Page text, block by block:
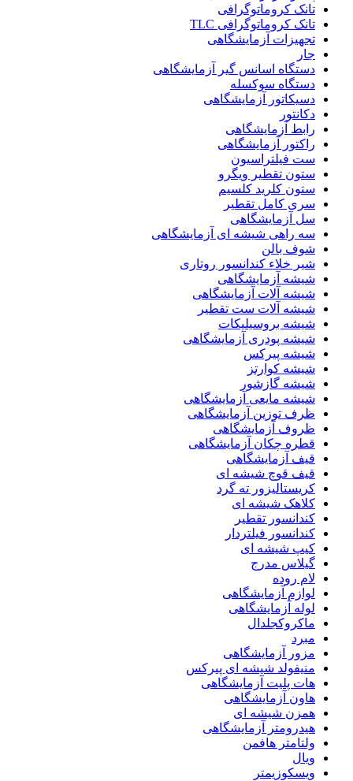
تانک کروماتوگرافی
تانک کروماتوگرافی TLC
تجهیزات آزمایشگاهی
جار
دستگاه اسانس گیر آزمایشگاهی
دستگاه سوکسله
دسیکاتور آزمایشگاهی
دکانتور
رابط آزمایشگاهی
راکتور آزمایشگاهی
ست فیلتراسیون
ستون تقطیر ویگرو
ستون کلرید کلسیم
سری کامل تقطیر
سل آزمایشگاهی
سه راهی شیشه ای آزمایشگاهی
شوف بالن
شیر خلاء کندانسور روتاری
شیشه آزمایشگاهی
شیشه آلات آزمایشگاهی
شیشه آلات ست تقطیر
شیشه بروسیلیکات
شیشه پودری آزمایشگاهی
شیشه پیرکس
شیشه کوارتز
شیشه گازشور
شیشه مایعی آزمایشگاهی
ظرف توزین آزمایشگاهی
ظروف آزمایشگاهی
قطره چکان آزمایشگاهی
قیف آزمایشگاهی
قیف قوچ شیشه ای
کریستالیزور ته گرد
کلاهک شیشه ای
کندانسور تقطیر
کندانسور فیلتردار
کیپ شیشه ای
گیلاس مدرج
لام روده
لوازم آزمایشگاهی
لوله آزمایشگاهی
ماکروکجلدال
مبرد
مزور آزمایشگاهی
منیفولد شیشه ای پیرکس
هات پلیت آزمایشگاهی
هاون آزمایشگاهی
همزن شیشه ای
هیدرومتر آزمایشگاهی
ولتامتر هافمن
ویال
ویسکوزیمتر